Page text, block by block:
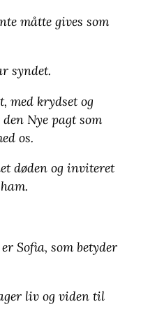
måtte gives som
syndet.
med krydset og
Nye pagt som
os.
døden og inviteret
Sofia, som betyder
liv og viden til